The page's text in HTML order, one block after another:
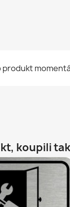
produkt
koupili